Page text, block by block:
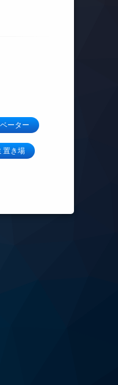
ーター
置き場